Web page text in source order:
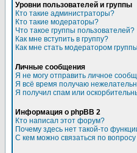
Уровни пользователей и группы
Кто такие администраторы?
Кто такие модераторы?
Что такое группы пользователей?
Как мне вступить в группу?
Как мне стать модератором
Личные сообщения
Я не могу отправить личное
Я всё время получаю
Я получил спам или
Информация о phpBB 2
Кто написал этот форум?
Почему здесь нет такой-то
С кем можно связаться по